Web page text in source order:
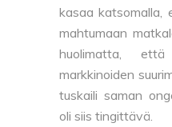
kasaa katsomalla,
mahtumaan
huolimatta,
markkinoiden
tuskaili saman
oli siis tingittävä.